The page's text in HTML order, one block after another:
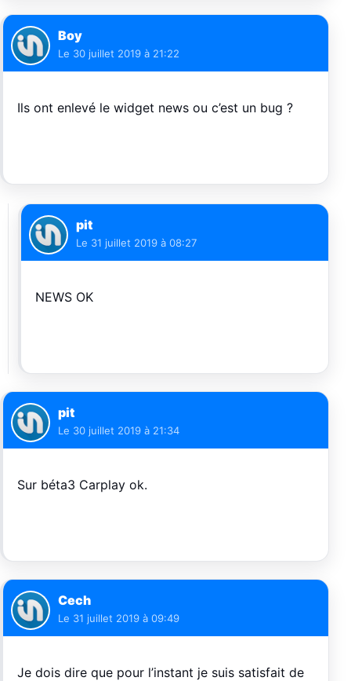
Boy
Le 30 juillet 2019 à 21:22
Ils ont enlevé le widget news ou c’est un bug ?
pit
Le 31 juillet 2019 à 08:27
NEWS OK
pit
Le 30 juillet 2019 à 21:34
Sur béta3 Carplay ok.
Cech
Le 31 juillet 2019 à 09:49
Je dois dire que pour l’instant je suis satisfait de